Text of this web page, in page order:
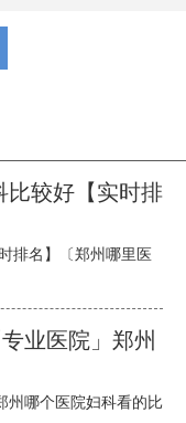
比较好【实时排
排名】〔郑州哪里医
业医院」郑州
州哪个医院妇科看的比